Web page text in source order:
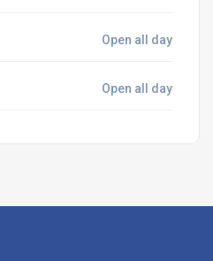
Open all day
Open all day